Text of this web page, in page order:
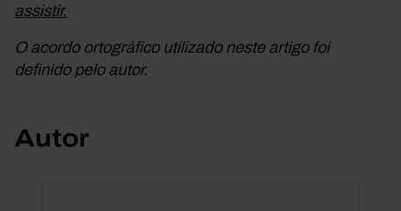
assistir.
O acordo ortográfico utilizado neste artigo foi
definido pelo autor.
Autor